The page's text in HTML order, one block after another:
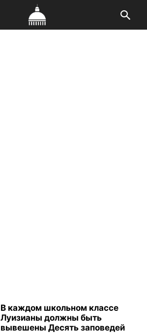
В каждом школьном классе
Луизианы должны быть
вывешены Десять заповедей